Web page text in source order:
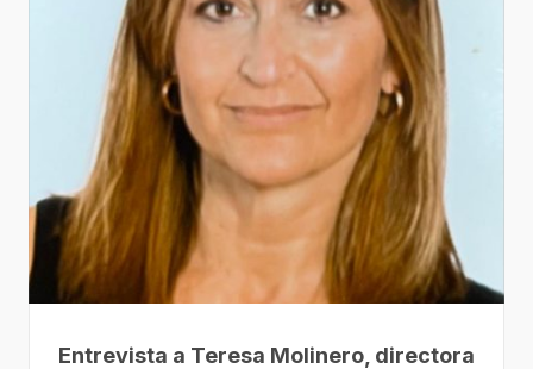
Entrevista a Teresa Molinero, directora